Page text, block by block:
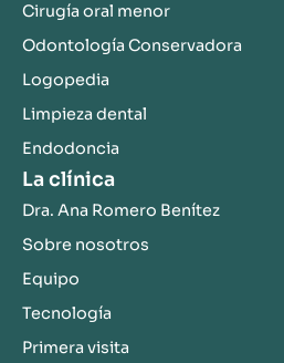
Cirugía oral menor
Odontología Conservadora
Logopedia
Limpieza dental
Endodoncia
La clínica
Dra. Ana Romero Benítez
Sobre nosotros
Equipo
Tecnología
Primera visita